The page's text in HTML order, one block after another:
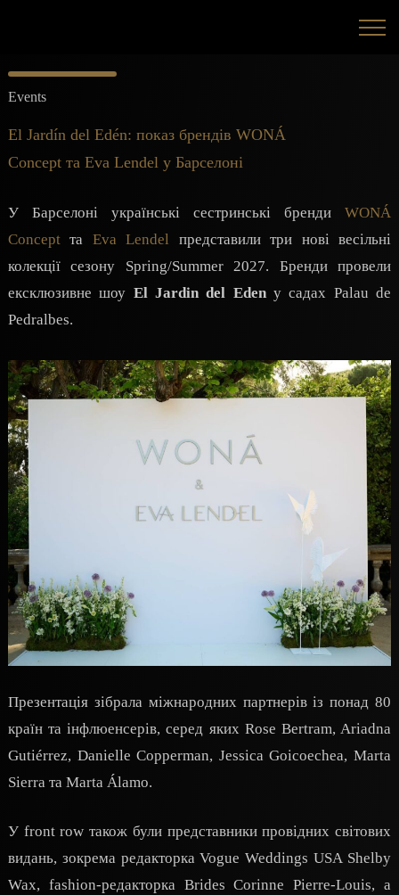
Events
El Jardín del Edén: показ брендів WONÁ
Concept та Eva Lendel у Барселоні
У Барселоні українські сестринські бренди WONÁ
Concept та Eva Lendel
представили три нові весільні
колекції сезону Spring/Summer 2027. Бренди провели
ексклюзивне шоу El Jardin del Edenу садах Palau de
Pedralbes.
Презентація зібрала міжнародних партнерів із понад 80
країн та інфлюенсерів, серед яких Rose Bertram, Ariadna
Gutiérrez, Danielle Copperman, Jessica Goicoechea, Marta
Sierra та Marta Álamo.
У front row також були представники провідних світових
видань, зокрема редакторка Vogue Weddings USA Shelby
Wax, fashion-редакторка Brides Corinne Pierre-Louis, а